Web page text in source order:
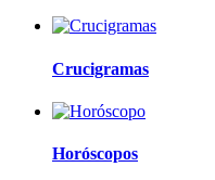
Crucigramas
Horóscopos